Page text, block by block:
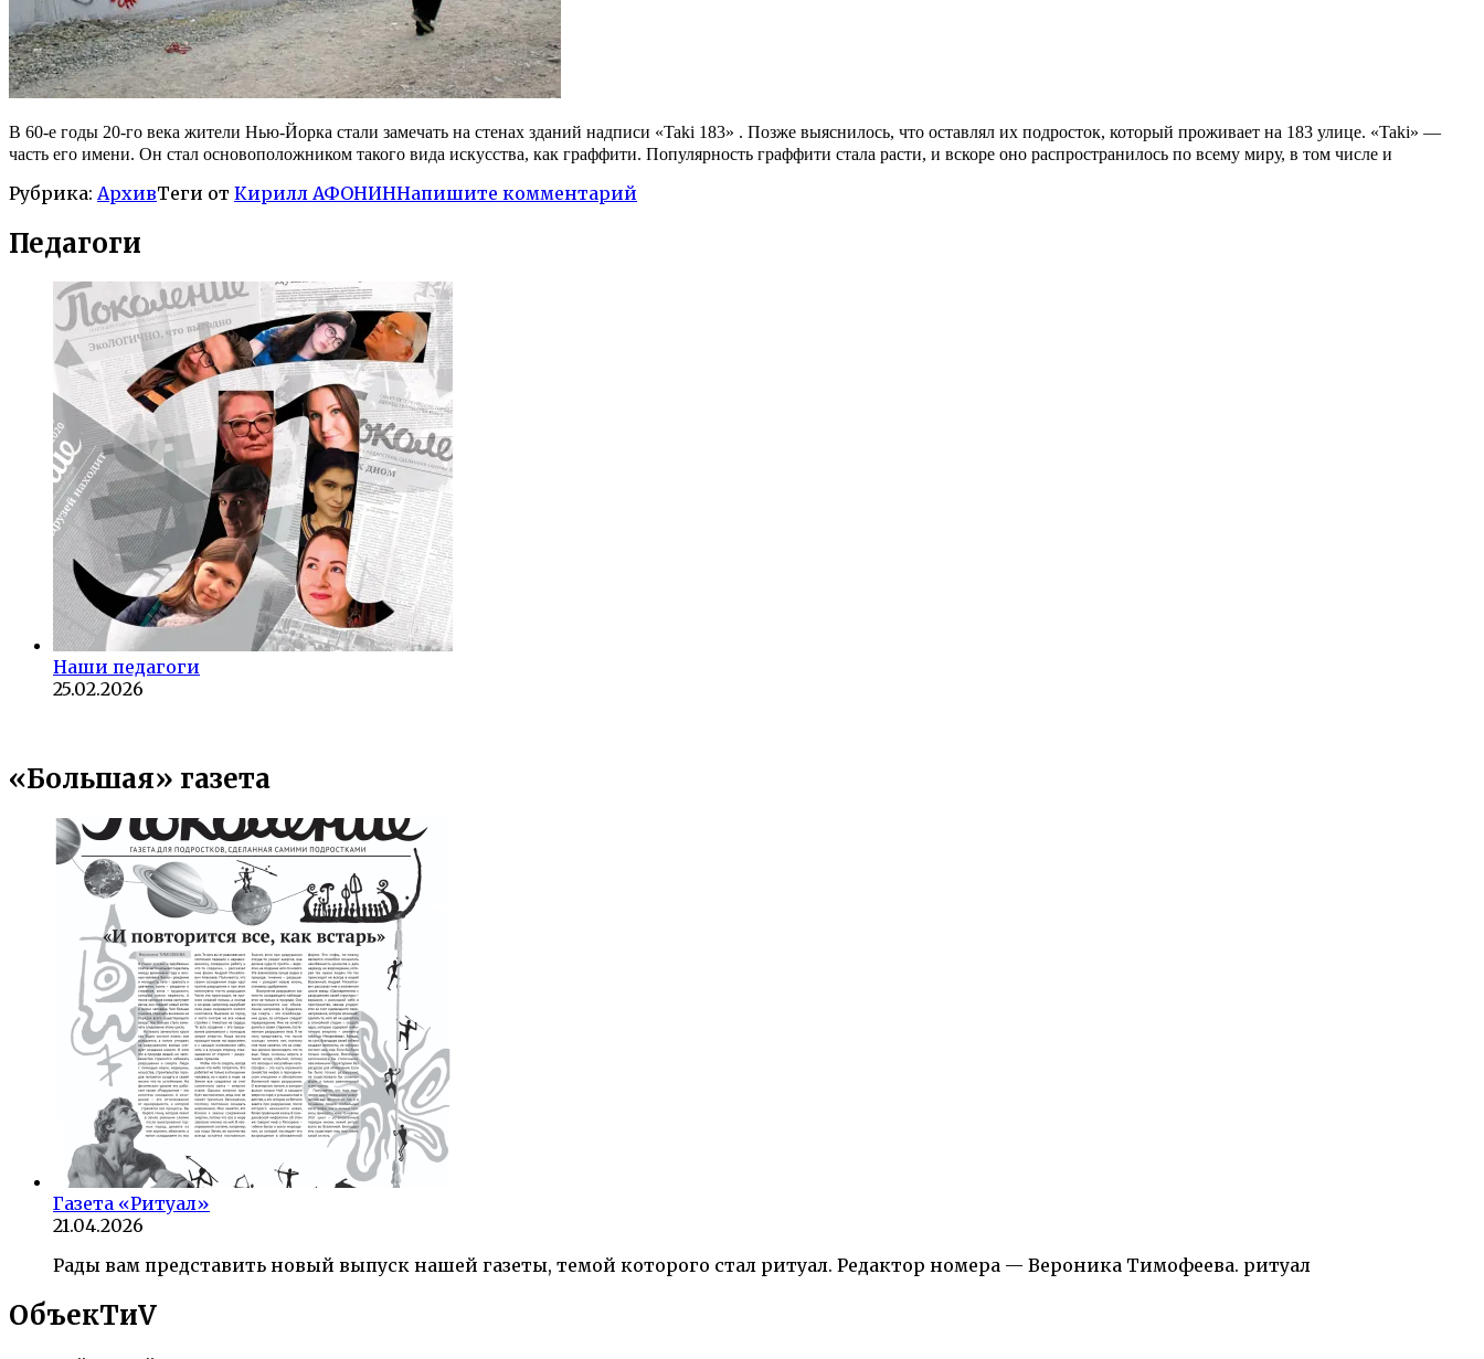
В 60-е годы 20-го века жители Нью-Йорка стали замечать на стенах зданий надписи «Taki 183» . Позже выяснилось, что оставлял их подросток, который проживает на 183 улице. «Taki» —
часть его имени. Он стал основоположником такого вида искусства, как граффити. Популярность граффити стала расти, и вскоре оно распространилось по всему миру, в том числе и
Рубрика: АрхивТеги от Кирилл АФОНИННапишите комментарий
Педагоги
Наши педагоги
25.02.2026
«Большая» газета
Газета «Ритуал»
21.04.2026
Рады вам представить новый выпуск нашей газеты, темой которого стал ритуал. Редактор номера — Вероника Тимофеева. ритуал
ОбъекTиV